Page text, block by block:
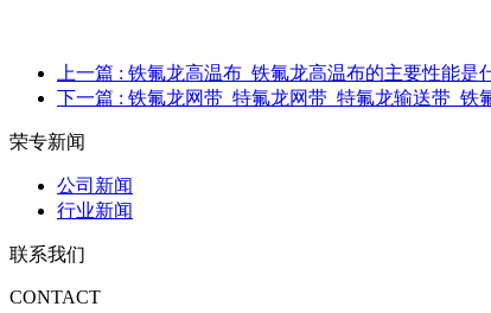
上一篇 : 铁氟龙高温布_铁氟龙高温布的主要性能是
下一篇 : 铁氟龙网带_特氟龙网带_特氟龙输送带_
荣专新闻
公司新闻
行业新闻
联系我们
CONTACT